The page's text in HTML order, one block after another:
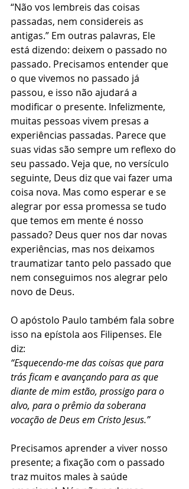
“Não vos lembreis das coisas
passadas, nem considereis as
antigas.” Em outras palavras, Ele
está dizendo: deixem o passado no
passado. Precisamos entender que
o que vivemos no passado já
passou, e isso não ajudará a
modificar o presente. Infelizmente,
muitas pessoas vivem presas a
experiências passadas. Parece que
suas vidas são sempre um reflexo do
seu passado. Veja que, no versículo
seguinte, Deus diz que vai fazer uma
coisa nova. Mas como esperar e se
alegrar por essa promessa se tudo
que temos em mente é nosso
passado? Deus quer nos dar novas
experiências, mas nos deixamos
traumatizar tanto pelo passado que
nem conseguimos nos alegrar pelo
novo de Deus.
O apóstolo Paulo também fala sobre
isso na epístola aos Filipenses. Ele
diz:
“Esquecendo-me das coisas que para
trás ficam e avançando para as que
diante de mim estão, prossigo para o
alvo, para o prêmio da soberana
vocação de Deus em Cristo Jesus.”
Precisamos aprender a viver nosso
presente; a fixação com o passado
traz muitos males à saúde